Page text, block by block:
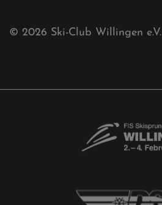
© 2026 Ski-Club Willingen e.V.